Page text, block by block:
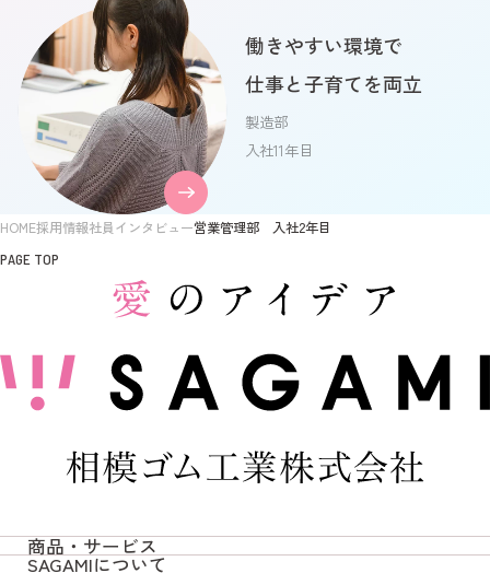
働きやすい環境で
仕事と子育てを両立
製造部
入社11年目
HOME採用情報社員インタビュー営業管理部 入社2年目
PAGE TOP
商品・サービス
SAGAMIについて